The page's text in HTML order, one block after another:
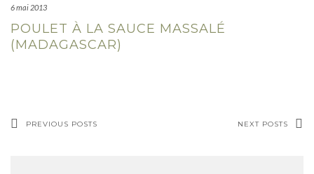
6 mai 2013
POULET À LA SAUCE MASSALÉ
(MADAGASCAR)
PREVIOUS POSTS NEXT POSTS